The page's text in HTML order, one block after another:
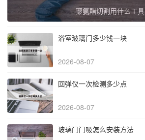
聚氨酯切割用什么工具
浴室玻璃门多少钱一块
2026-08-07
回弹仪一次检测多少点
2026-08-07
玻璃门门吸怎么安装方法